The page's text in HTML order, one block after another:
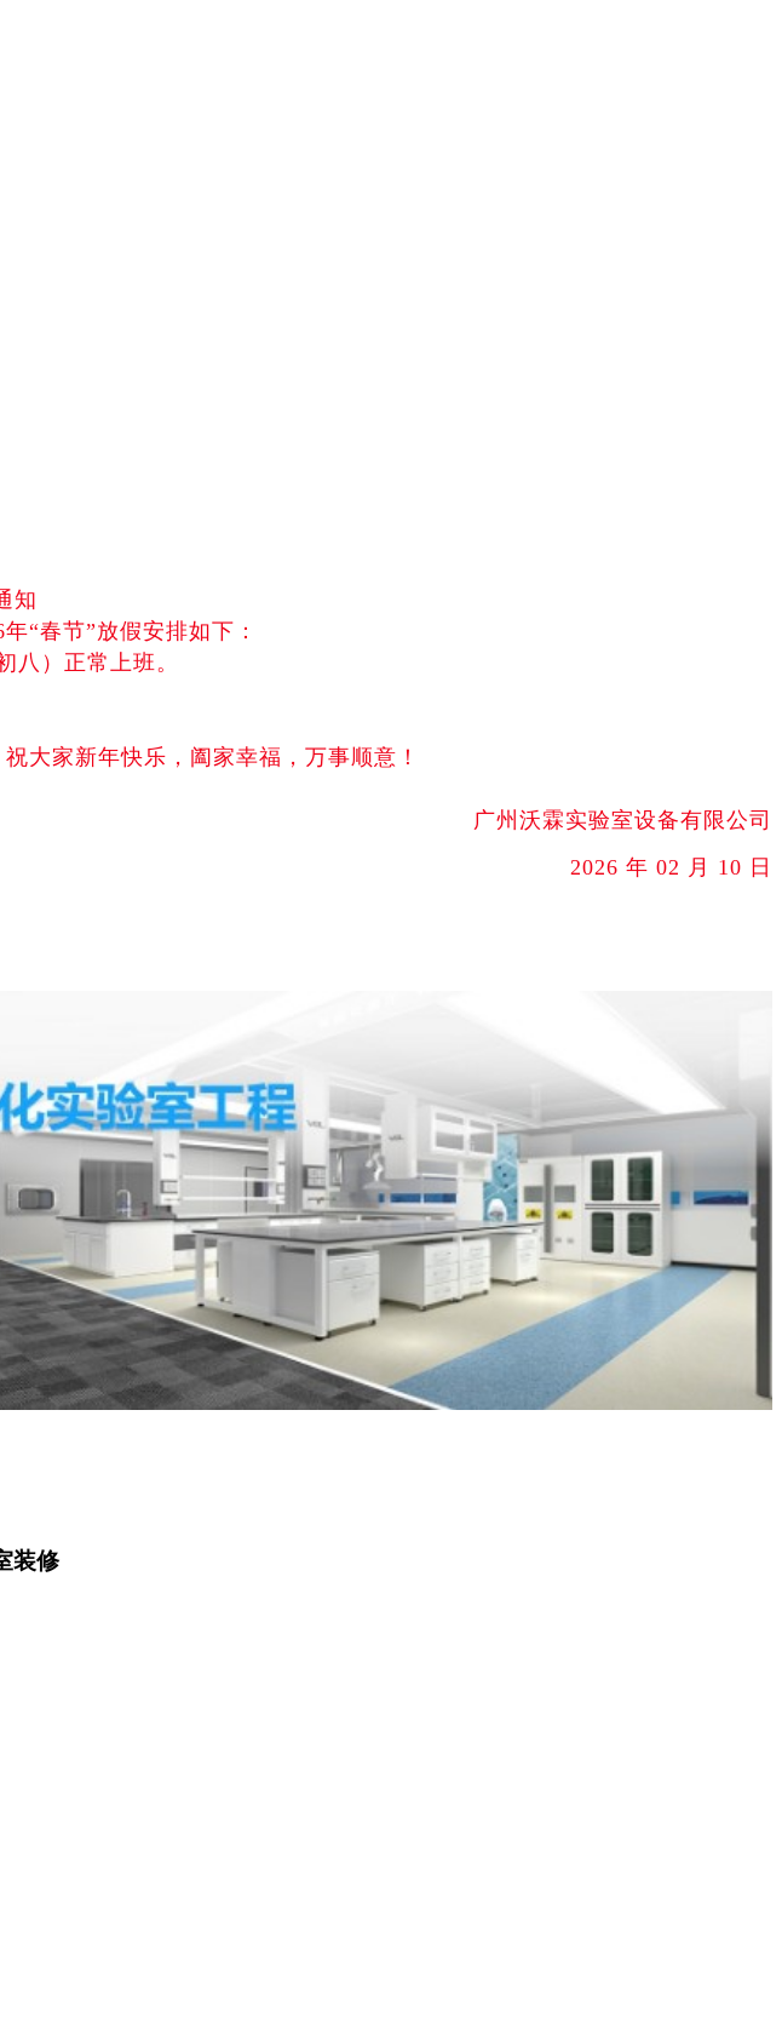
知
年“春节”放假安排如下：
八 ）正常上班。
大家新年快乐，阖家幸福，万事顺意！
广州沃霖实验室设备有限公司
2026 年 02 月 10 日
装修